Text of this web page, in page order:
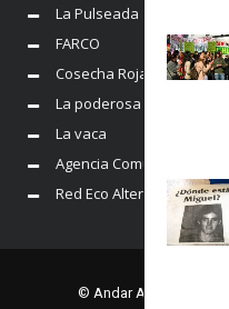
La Pulseada
FARCO
Cosecha Roja
La poderosa
La vaca
Agencia Comunica
Red Eco Alternativo
© Andar Agencia.